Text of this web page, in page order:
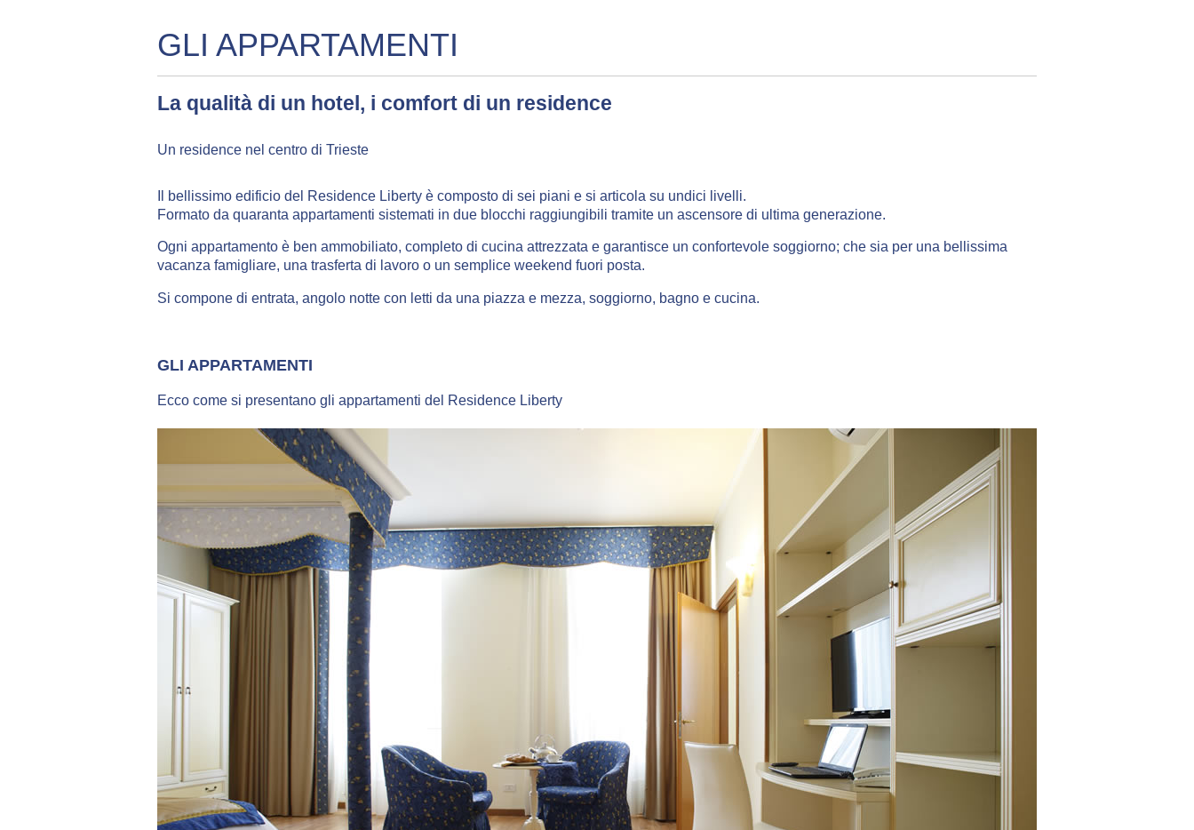
GLI APPARTAMENTI
La qualità di un hotel, i comfort di un residence
Un residence nel centro di Trieste
Il bellissimo edificio del Residence Liberty è composto di sei piani e si articola su undici livelli.
Formato da quaranta appartamenti sistemati in due blocchi raggiungibili tramite un ascensore di ultima generazione.
Ogni appartamento è ben ammobiliato, completo di cucina attrezzata e garantisce un confortevole soggiorno; che sia per una bellissima
vacanza famigliare, una trasferta di lavoro o un semplice weekend fuori posta.
Si compone di entrata, angolo notte con letti da una piazza e mezza, soggiorno, bagno e cucina.
GLI APPARTAMENTI
Ecco come si presentano gli appartamenti del Residence Liberty